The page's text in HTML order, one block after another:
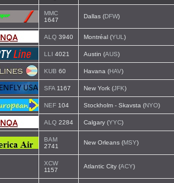
MMC
1647
Dallas (DFW)
ALQ 3940 Montréal (YUL )
LLI 4021 Austin (AUS)
KUB 60 Havana (HAV)
SFA 1167 New York (JFK)
NEF 104 Stockholm - Skavsta (NYO)
ALQ 2284 Calgary (YYC)
BAM
2741
New Orleans (MSY)
XCW
1157
Atlantic City (ACY)